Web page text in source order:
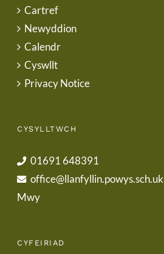
Cartref
Newyddion
Calendr
Cyswllt
Privacy Notice
CYSYLLTWCH
01691 648391
office@llanfyllin.powys.sch.uk
Mwy
CYFEIRIAD